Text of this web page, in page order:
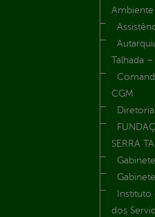
Talhada –
CGM
SERRA
dos